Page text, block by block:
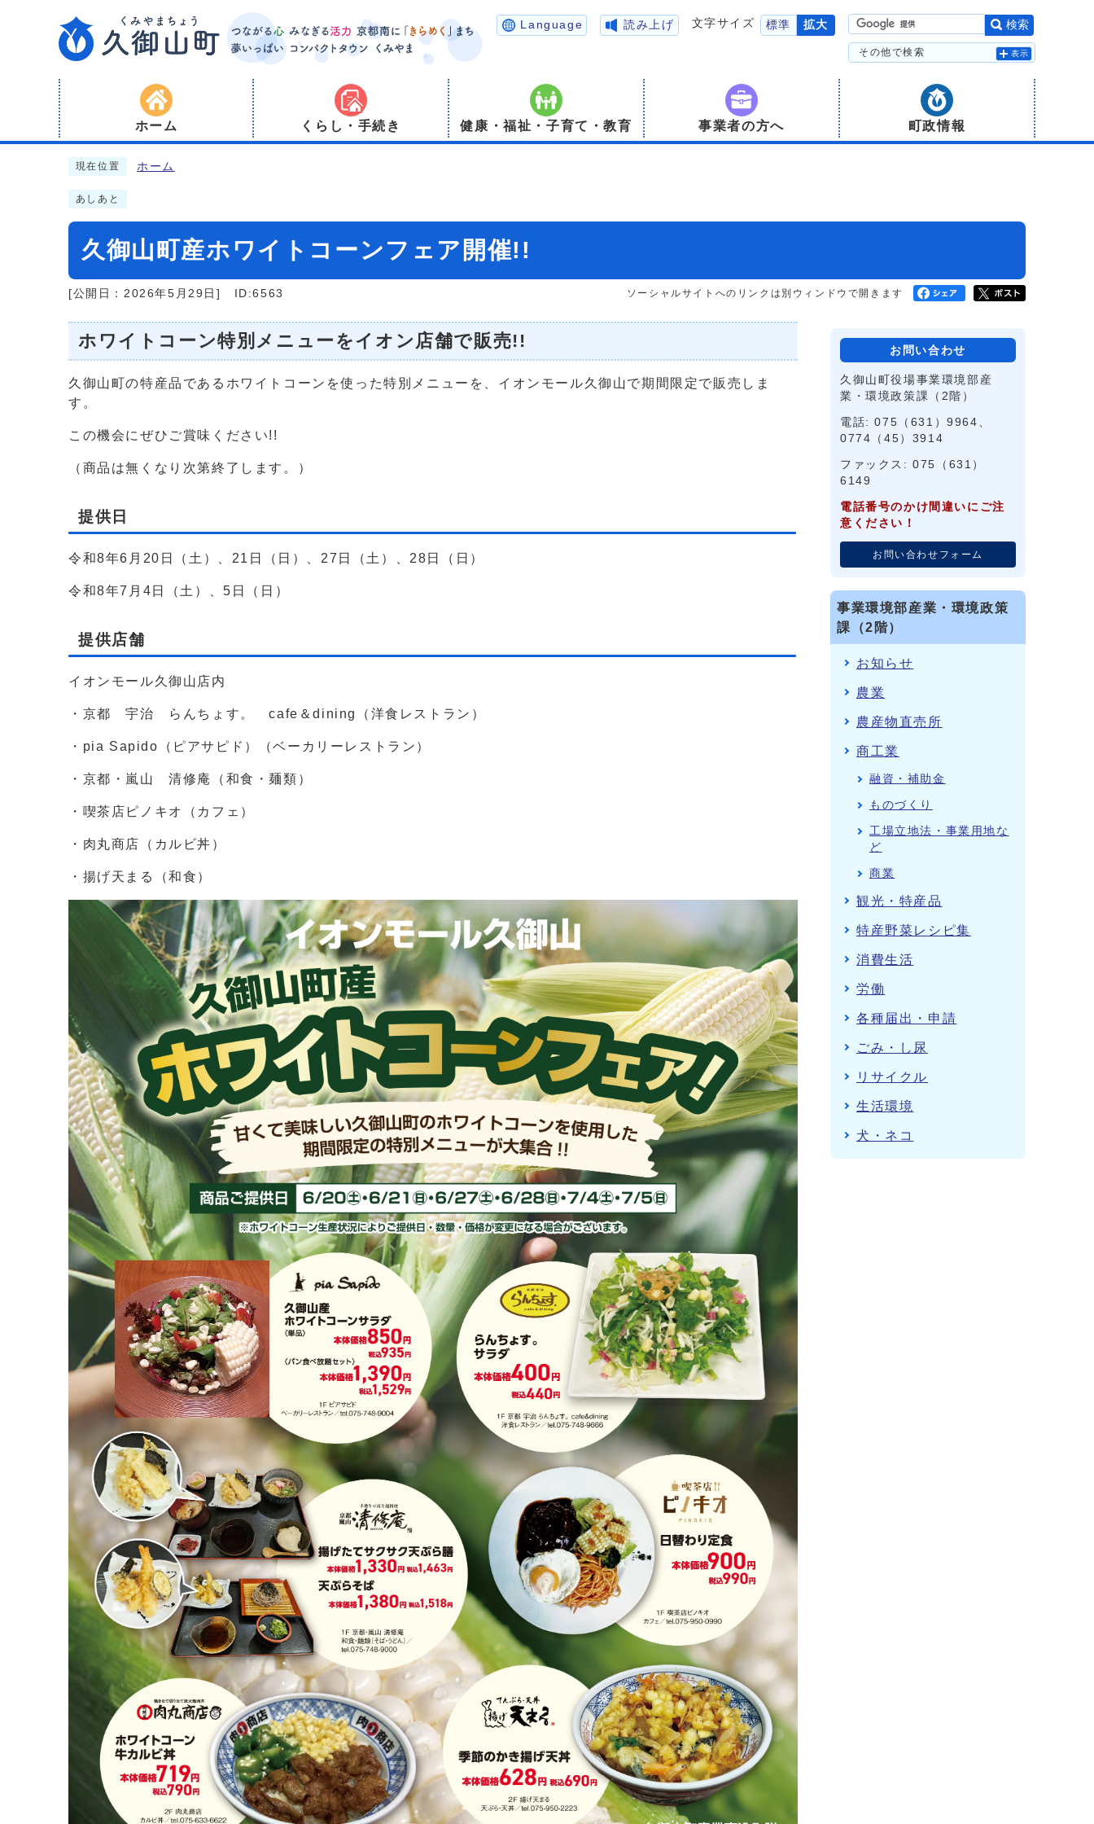
Language 読み上げ 文字サイズ 標準 拡大 検索
その他で検索 表示
ホーム くらし・手続き 健康・福祉・子育て・教育 事業者の方へ 町政情報
現在位置 ホーム
あしあと
久御山町産ホワイトコーンフェア開催!!
[公開日：2026年5月29日] ID:6563 ソーシャルサイトへのリンクは別ウィンドウで開きます
ホワイトコーン特別メニューをイオン店舗で販売!!
久御山町の特産品であるホワイトコーンを使った特別メニューを、イオンモール久御山で期間限定で販売しま
す。
この機会にぜひご賞味ください!!
（商品は無くなり次第終了します。）
提供日
令和8年6月20日（土）、21日（日）、27日（土）、28日（日）
令和8年7月4日（土）、5日（日）
提供店舗
イオンモール久御山店内
・京都 宇治 らんちょす。 cafe＆dining（洋食レストラン）
・pia Sapido（ピアサピド）（ベーカリーレストラン）
・京都・嵐山 清修庵（和食・麺類）
・喫茶店ピノキオ（カフェ）
・肉丸商店（カルビ丼）
・揚げ天まる（和食）
お問い合わせ
久御山町役場事業環境部産
業・環境政策課（2階）
電話: 075（631）9964、
0774（45）3914
ファックス: 075（631）
6149
電話番号のかけ間違いにご注
意ください！
お問い合わせフォーム
事業環境部産業・環境政策
課（2階）
お知らせ
農業
農産物直売所
商工業
融資・補助金
ものづくり
工場立地法・事業用地な
ど
商業
観光・特産品
特産野菜レシピ集
消費生活
労働
各種届出・申請
ごみ・し尿
リサイクル
生活環境
犬・ネコ